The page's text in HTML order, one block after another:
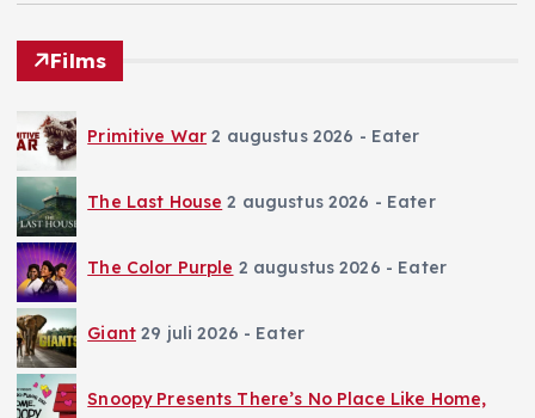
Films
Primitive War 2 augustus 2026 - Eater
The Last House 2 augustus 2026 - Eater
The Color Purple 2 augustus 2026 - Eater
Giant 29 juli 2026 - Eater
Snoopy Presents There’s No Place Like Home,